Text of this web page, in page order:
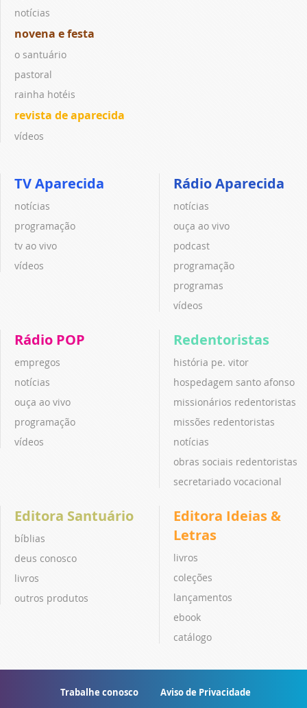
notícias
novena e festa
o santuário
pastoral
rainha hotéis
revista de aparecida
vídeos
TV Aparecida
notícias
programação
tv ao vivo
vídeos
Rádio Aparecida
notícias
ouça ao vivo
podcast
programação
programas
vídeos
Rádio POP
empregos
notícias
ouça ao vivo
programação
vídeos
Redentoristas
história pe. vitor
hospedagem santo afonso
missionários redentoristas
missões redentoristas
notícias
obras sociais redentoristas
secretariado vocacional
Editora Santuário
bíblias
deus conosco
livros
outros produtos
Editora Ideias &
Letras
livros
coleções
lançamentos
ebook
catálogo
Trabalhe conosco Aviso de Privacidade